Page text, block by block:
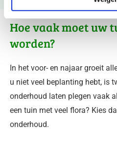
Hoe vaak moet uw
worden?
In het voor- en najaar groeit
u niet veel beplanting hebt, is
onderhoud laten plegen vaak
een tuin met veel flora? Kies
onderhoud.